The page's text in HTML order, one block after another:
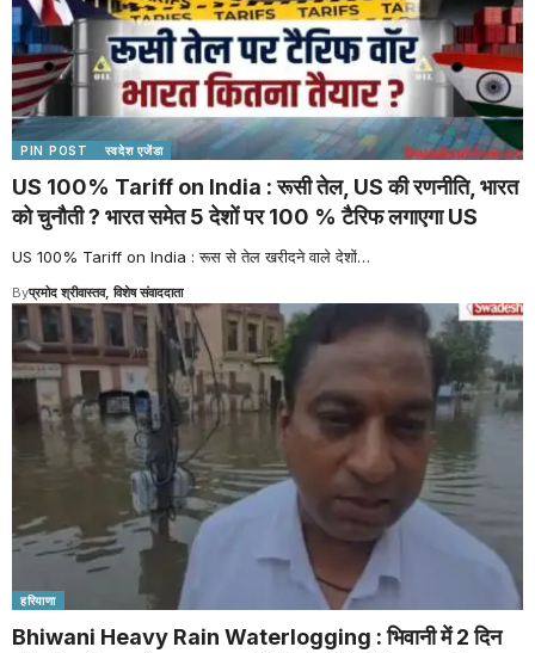
PIN POST स्वदेश एजेंडा
US 100% Tariff on India : रूसी तेल, US की रणनीति, भारत
को चुनौती ? भारत समेत 5 देशों पर 100 % टैरिफ लगाएगा US
US 100% Tariff on India : रूस से तेल खरीदने वाले देशों…
Byप्रमोद श्रीवास्तव, विशेष संवाददाता
हरियाणा
Bhiwani Heavy Rain Waterlogging : भिवानी में 2 दिन